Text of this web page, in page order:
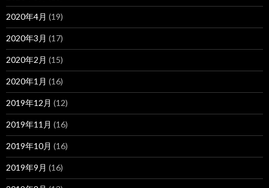
2020年4月 (19)
2020年3月 (17)
2020年2月 (15)
2020年1月 (16)
2019年12月 (12)
2019年11月 (16)
2019年10月 (16)
2019年9月 (16)